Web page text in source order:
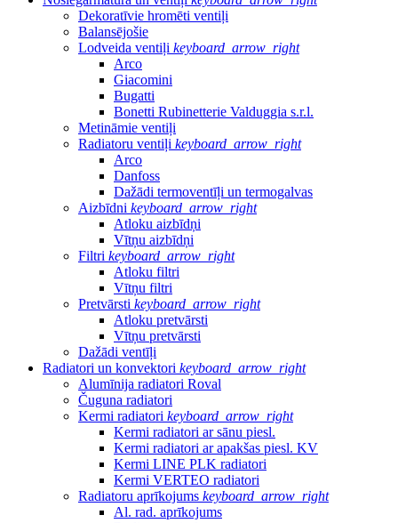
Dekoratīvie hromēti ventiļi
Balansējošie
Lodveida ventiļi keyboard_arrow_right
Arco
Giacomini
Bugatti
Bonetti Rubinetterie Valduggia s.r.l.
Metināmie ventiļi
Radiatoru ventiļi keyboard_arrow_right
Arco
Danfoss
Dažādi termoventīļi un termogalvas
Aizbīdni keyboard_arrow_right
Atloku aizbīdņi
Vītņu aizbīdņi
Filtri keyboard_arrow_right
Atloku filtri
Vītņu filtri
Pretvārsti keyboard_arrow_right
Atloku pretvārsti
Vītņu pretvārsti
Dažādi ventīļi
Radiatori un konvektori keyboard_arrow_right
Alumīnija radiatori Roval
Čuguna radiatori
Kermi radiatori keyboard_arrow_right
Kermi radiatori ar sānu piesl.
Kermi radiatori ar apakšas piesl. KV
Kermi LINE PLK radiatori
Kermi VERTEO radiatori
Radiatoru aprīkojums keyboard_arrow_right
Al. rad. aprīkojums